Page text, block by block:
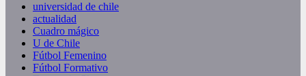
universidad de chile
actualidad
Cuadro mágico
U de Chile
Fútbol Femenino
Fútbol Formativo